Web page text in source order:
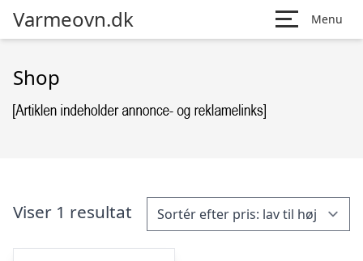
Varmeovn.dk Menu
Shop
Viser 1 resultat